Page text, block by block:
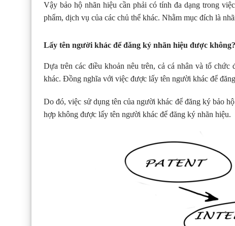
Vậy bảo hộ nhãn hiệu cần phải có tính đa dạng trong
phẩm, dịch vụ của các chủ thể khác. Nhằm mục đích là
Lấy tên người khác để đăng ký nhãn hiệu được không?
Dựa trên các điều khoản nêu trên, cả cá nhân và tổ
khác. Đồng nghĩa với việc được lấy tên người khác để
Do đó, việc sử dụng tên của người khác để đăng ký bảo
hợp không được lấy tên người khác để đăng ký nhãn hiệu.